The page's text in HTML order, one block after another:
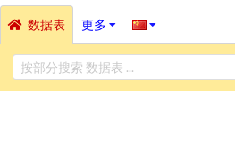
数据表 更多